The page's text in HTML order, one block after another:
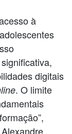
à
digitais
. O limite